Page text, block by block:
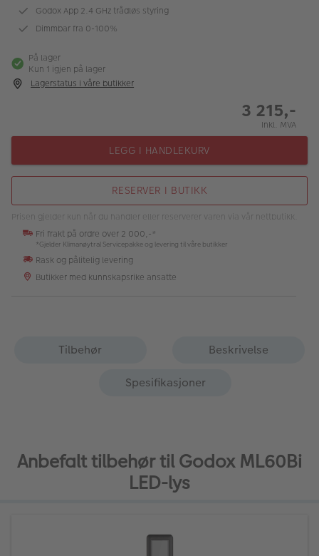
Bildeprodukter
Fotokurs
Godox App 2.4 GHz trådløs styring
Dimmbar fra 0-100%
På lager
Kun 1 igjen på lager
Lagerstatus i våre butikker
3 215,-
Inkl. MVA
LEGG I HANDLEKURV
RESERVER I BUTIKK
Prisen gjelder kun når du handler eller reserverer varen via vår nettbutikk.
Fri frakt på ordre over 2 000,-*
*Gjelder Klimanøytral Servicepakke og levering til våre butikker
Rask og pålitelig levering
Butikker med kunnskapsrike ansatte
Tilbehør
Beskrivelse
Spesifikasjoner
Anbefalt tilbehør til Godox ML60Bi
LED-lys